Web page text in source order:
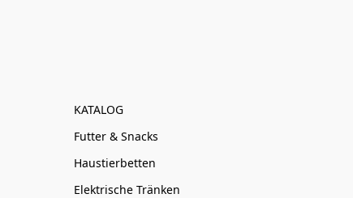
KATALOG
Futter & Snacks
Haustierbetten
Elektrische Tränken